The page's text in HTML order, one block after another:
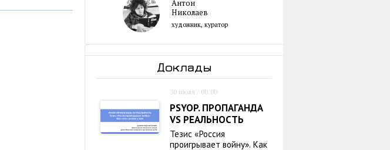
Антон
Николаев
художник, куратор
Доклады
30 июля / 00:00
PSYOP. ПРОПАГАНДА
VS РЕАЛЬНОСТЬ
Тезис «Россия
проигрывает войну». Как